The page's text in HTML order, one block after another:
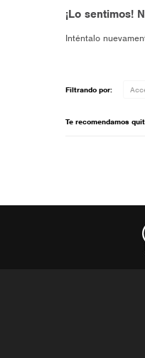
¡Lo sentimos!
Inténtalo
Filtrando por:
Te recomendamos